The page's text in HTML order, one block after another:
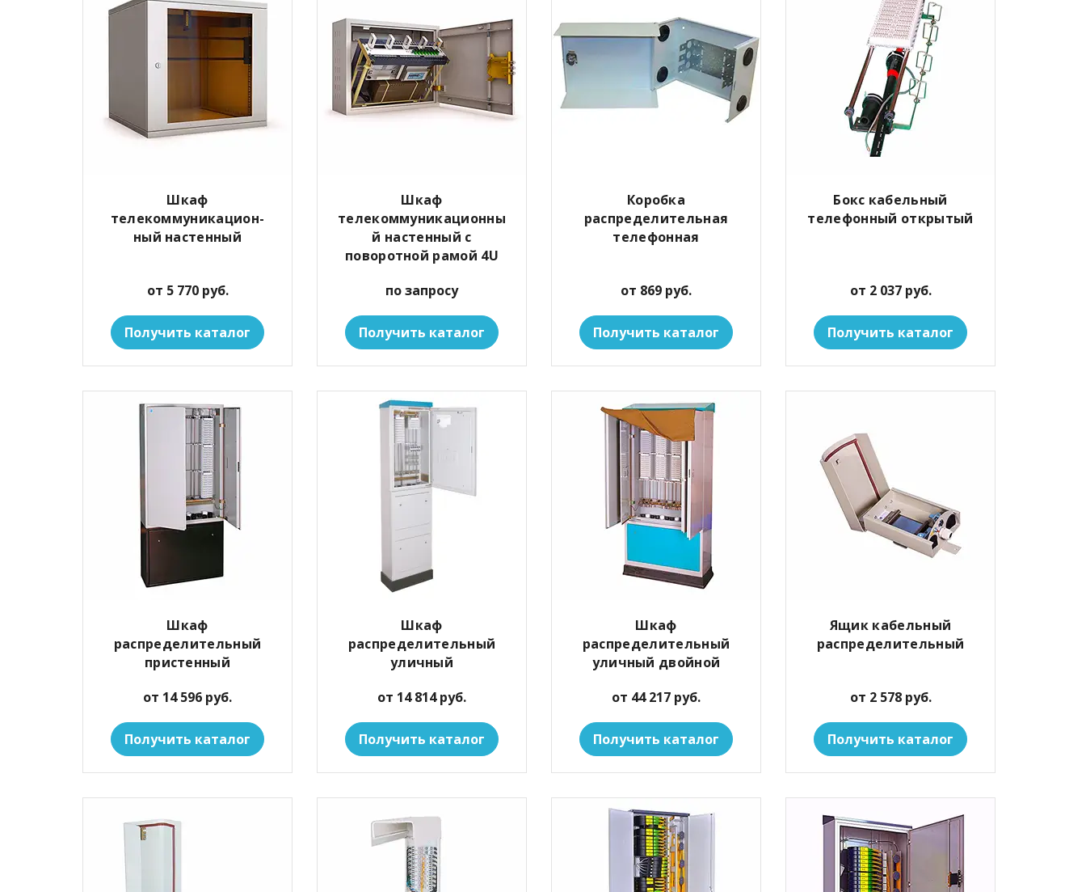
Шкаф
телекоммуникацион-
ный настенный
от 5 770 руб.
Получить каталог
Шкаф
телекоммуникационны
й настенный с
поворотной рамой 4U
по запросу
Получить каталог
Коробка
распределительная
телефонная
от 869 руб.
Получить каталог
Бокс кабельный
телефонный открытый
от 2 037 руб.
Получить каталог
Шкаф
распределительный
пристенный
от 14 596 руб.
Получить каталог
Шкаф
распределительный
уличный
от 14 814 руб.
Получить каталог
Шкаф
распределительный
уличный двойной
от 44 217 руб.
Получить каталог
Ящик кабельный
распределительный
от 2 578 руб.
Получить каталог